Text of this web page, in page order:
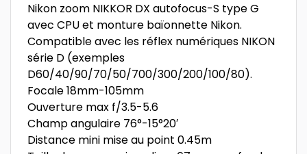
Nikon zoom NIKKOR DX autofocus-S type G
avec CPU et monture baïonnette Nikon.
Compatible avec les réflex numériques NIKON
série D (exemples
D60/40/90/70/50/700/300/200/100/80).
Focale 18mm-105mm
Ouverture max f/3.5-5.6
Champ angulaire 76°-15°20′
Distance mini mise au point 0.45m